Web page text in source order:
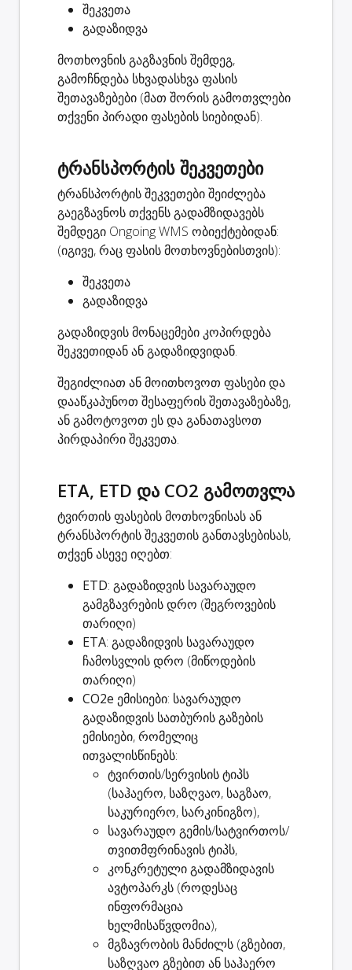
შეკვეთა
გადაზიდვა
მოთხოვნის გაგზავნის შემდეგ,
გამოჩნდება სხვადასხვა ფასის
შეთავაზებები (მათ შორის გამოთვლები
თქვენი პირადი ფასების სიებიდან).
ტრანსპორტის შეკვეთები
ტრანსპორტის შეკვეთები შეიძლება
გაეგზავნოს თქვენს გადამზიდავებს
შემდეგი Ongoing WMS ობიექტებიდან:
(იგივე, რაც ფასის მოთხოვნებისთვის):
შეკვეთა
გადაზიდვა
გადაზიდვის მონაცემები კოპირდება
შეკვეთიდან ან გადაზიდვიდან.
შეგიძლიათ ან მოითხოვოთ ფასები და
დააწკაპუნოთ შესაფერის შეთავაზებაზე,
ან გამოტოვოთ ეს და განათავსოთ
პირდაპირი შეკვეთა.
ETA, ETD და CO2 გამოთვლა
ტვირთის ფასების მოთხოვნისას ან
ტრანსპორტის შეკვეთის განთავსებისას,
თქვენ ასევე იღებთ:
ETD: გადაზიდვის სავარაუდო
გამგზავრების დრო (შეგროვების
თარიღი)
ETA: გადაზიდვის სავარაუდო
ჩამოსვლის დრო (მიწოდების
თარიღი)
CO2e ემისიები: სავარაუდო
გადაზიდვის სათბურის გაზების
ემისიები, რომელიც
ითვალისწინებს:
ტვირთის/სერვისის ტიპს
(საჰაერო, საზღვაო, საგზაო,
საკურიერო, სარკინიგზო),
სავარაუდო გემის/სატვირთოს/
თვითმფრინავის ტიპს,
კონკრეტული გადამზიდავის
ავტოპარკს (როდესაც
ინფორმაცია
ხელმისაწვდომია),
მგზავრობის მანძილს (გზებით,
საზღვაო გზებით ან საჰაერო